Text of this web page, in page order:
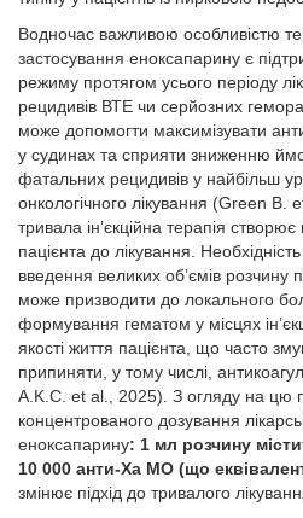
Водночас важливою особливістю
застосування еноксапарину є
режиму протягом усього періоду
рецидивів ВТЕ чи серйозних
може допомогти максимізувати
у судинах та сприяти зниженню
фатальних рецидивів у найбільш
онкологічного лікування (Green B.
тривала ін’єкційна терапія
пацієнта до лікування.
введення великих об’ємів розчину
може призводити до локального
формування гематом у місцях
якості життя пацієнта, що часто
припиняти, у тому числі,
A.K.C. et al., 2025). З огляду на цю
концентрованого дозування
еноксапарину: 1 мл розчину
10 000 анти-Xa МО (що
змінює підхід до тривалого